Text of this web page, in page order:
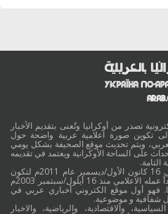
تصدر من أوكرانيا وتُعنى بتقديم الأخبار
الى تكوين صورة اعلامية عربية واضحة حول
ويتم تحديث موقع الصحيفة بشكل يومي
على الساحة الأوكرانية ويعتمد في تقديمه
التامة.
وقد جائت انطلاقة "أوكرانيا بالعربية" في 16 كانون الأول/ديسمبر عام 2011م لتكون
امتدادا للموقع العربي الاوكراني والذي بدأ عمله الاعلامي منذ 16 أيلول/سبتمبر 2003م
فهو أول موقع الكتروني أخباري عربي في
شفافية و موضوعية.
والاقتصادية، والرياضية، والاخبار